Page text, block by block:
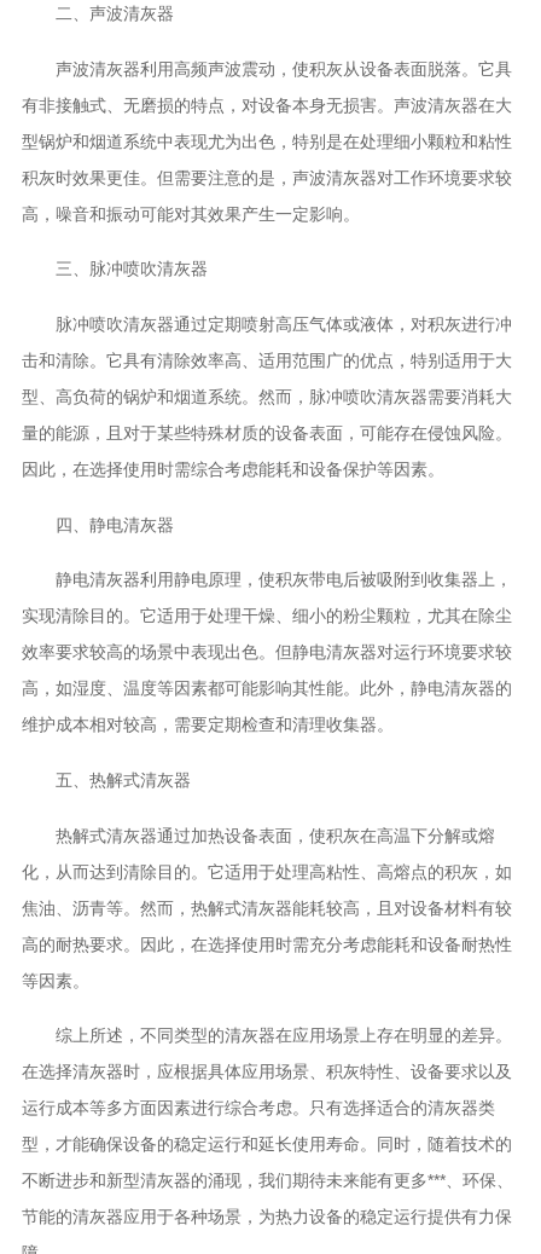
二、声波清灰器
声波清灰器利用高频声波震动，使积灰从设备表面脱落。它具
有非接触式、无磨损的特点，对设备本身无损害。声波清灰器在大
型锅炉和烟道系统中表现尤为出色，特别是在处理细小颗粒和粘性
积灰时效果更佳。但需要注意的是，声波清灰器对工作环境要求较
高，噪音和振动可能对其效果产生一定影响。
三、脉冲喷吹清灰器
脉冲喷吹清灰器通过定期喷射高压气体或液体，对积灰进行冲
击和清除。它具有清除效率高、适用范围广的优点，特别适用于大
型、高负荷的锅炉和烟道系统。然而，脉冲喷吹清灰器需要消耗大
量的能源，且对于某些特殊材质的设备表面，可能存在侵蚀风险。
因此，在选择使用时需综合考虑能耗和设备保护等因素。
四、静电清灰器
静电清灰器利用静电原理，使积灰带电后被吸附到收集器上，
实现清除目的。它适用于处理干燥、细小的粉尘颗粒，尤其在除尘
效率要求较高的场景中表现出色。但静电清灰器对运行环境要求较
高，如湿度、温度等因素都可能影响其性能。此外，静电清灰器的
维护成本相对较高，需要定期检查和清理收集器。
五、热解式清灰器
热解式清灰器通过加热设备表面，使积灰在高温下分解或熔
化，从而达到清除目的。它适用于处理高粘性、高熔点的积灰，如
焦油、沥青等。然而，热解式清灰器能耗较高，且对设备材料有较
高的耐热要求。因此，在选择使用时需充分考虑能耗和设备耐热性
等因素。
综上所述，不同类型的清灰器在应用场景上存在明显的差异。
在选择清灰器时，应根据具体应用场景、积灰特性、设备要求以及
运行成本等多方面因素进行综合考虑。只有选择适合的清灰器类
型，才能确保设备的稳定运行和延长使用寿命。同时，随着技术的
不断进步和新型清灰器的涌现，我们期待未来能有更多***、环保、
节能的清灰器应用于各种场景，为热力设备的稳定运行提供有力保